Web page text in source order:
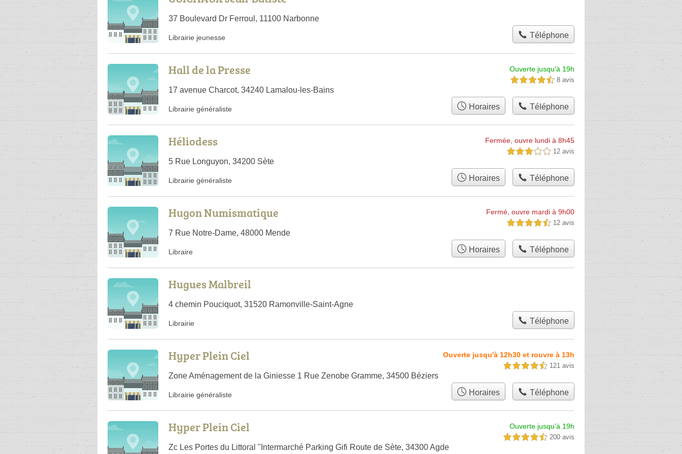
37 Boulevard Dr Ferroul, 11100 Narbonne
Librairie jeunesse Téléphone
Hall de la Presse
17 avenue Charcot, 34240 Lamalou-les-Bains
Ouverte jusqu'à 19h
4,5 étoiles sur 5 8 avis
Librairie généraliste Horaires Téléphone
Héliodess
5 Rue Longuyon, 34200 Sète
Fermée, ouvre lundi à 8h45
3,0 étoiles sur 5 12 avis
Librairie généraliste Horaires Téléphone
Hugon Numismatique
7 Rue Notre-Dame, 48000 Mende
Fermé, ouvre mardi à 9h00
4,5 étoiles sur 5 12 avis
Libraire Horaires Téléphone
Hugues Malbreil
4 chemin Pouciquot, 31520 Ramonville-Saint-Agne
Librairie Téléphone
Hyper Plein Ciel
Zone Aménagement de la Giniesse 1 Rue Zenobe Gramme, 34500 Béziers
Ouverte jusqu'à 12h30 et rouvre à 13h
4,5 étoiles sur 5 121 avis
Librairie généraliste Horaires Téléphone
Hyper Plein Ciel
Zc Les Portes du Littoral "Intermarché Parking Gifi Route de Sète, 34300 Agde
Ouverte jusqu'à 19h
4,5 étoiles sur 5 200 avis